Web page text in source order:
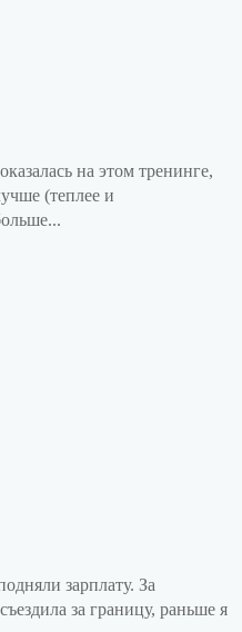
на этом тренинге,
(теплее и
зарплату. За
за границу, раньше я